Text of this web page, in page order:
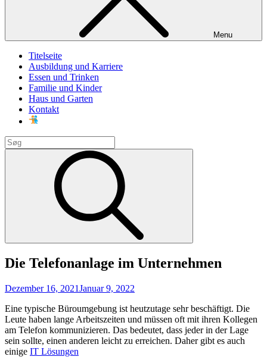
Menu
Titelseite
Ausbildung und Karriere
Essen und Trinken
Familie und Kinder
Haus und Garten
Kontakt
Search
for:
Die Telefonanlage im Unternehmen
Posted
Dezember 16, 2021Januar 9, 2022
Eine typische Büroumgebung ist heutzutage sehr beschäftigt. Die
Leute haben lange Arbeitszeiten und müssen oft mit ihren Kollegen
am Telefon kommunizieren. Das bedeutet, dass jeder in der Lage
sein sollte, einen anderen leicht zu erreichen. Daher gibt es auch
einige IT Lösungen